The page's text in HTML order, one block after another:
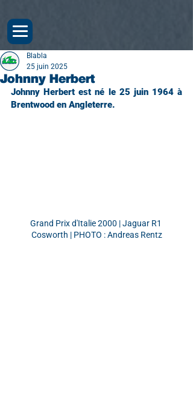
Johnny Herbert
Blabla
25 juin 2025
Johnny Herbert est né le 25 juin 1964 à
Brentwood en Angleterre.
Grand Prix d'Italie 2000 | Jaguar R1
Cosworth | PHOTO : Andreas Rentz